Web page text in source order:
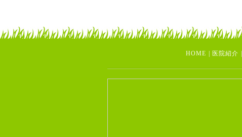
HOME | 医院紹介 |